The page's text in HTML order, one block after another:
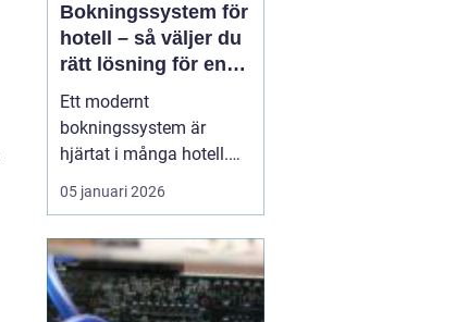
Bokningssystem för
hotell – så väljer du
rätt lösning för en
modern
hotellvardag
Ett modernt
bokningssystem är
hjärtat i många hotell.
När gäster förväntar sig
snabba svar, enkla
in- och utcheckningar
behöver hotellen ett
digitalt stöd som håller
05 januari 2026